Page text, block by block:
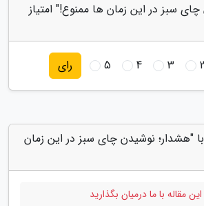
سبز در این زمان ها ممنوع!" امتیاز
2
3
4
5 رای
"هشدار؛ نوشیدن چای سبز در این زمان
مقاله با ما درمیان بگذارید